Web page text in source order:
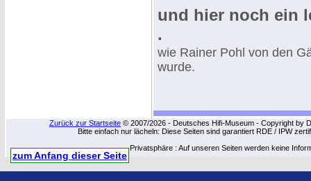
und hier noch ein
.
wie Rainer Pohl von den
wurde.
Zurück zur Startseite © 2007/2026 - Deutsches Hifi-Museum - Copyright by
Bitte einfach nur lächeln: Diese Seiten sind garantiert RDE / IPW
Privatsphäre : Auf unseren Seiten werden keine
zum Anfang dieser Seite